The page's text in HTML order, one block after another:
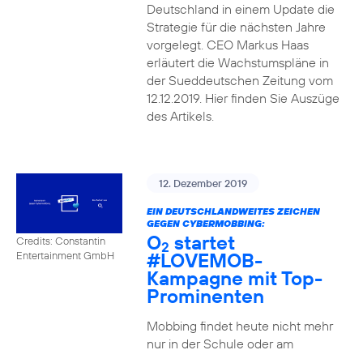
Deutschland in einem Update die
Strategie für die nächsten Jahre
vorgelegt. CEO Markus Haas
erläutert die Wachstumspläne in
der Sueddeutschen Zeitung vom
12.12.2019. Hier finden Sie Auszüge
des Artikels.
Credits: Constantin
Entertainment GmbH
12. Dezember 2019
EIN DEUTSCHLANDWEITES ZEICHEN
GEGEN CYBERMOBBING:
O2 startet
#LOVEMOB-
Kampagne mit Top-
Prominenten
Mobbing findet heute nicht mehr
nur in der Schule oder am